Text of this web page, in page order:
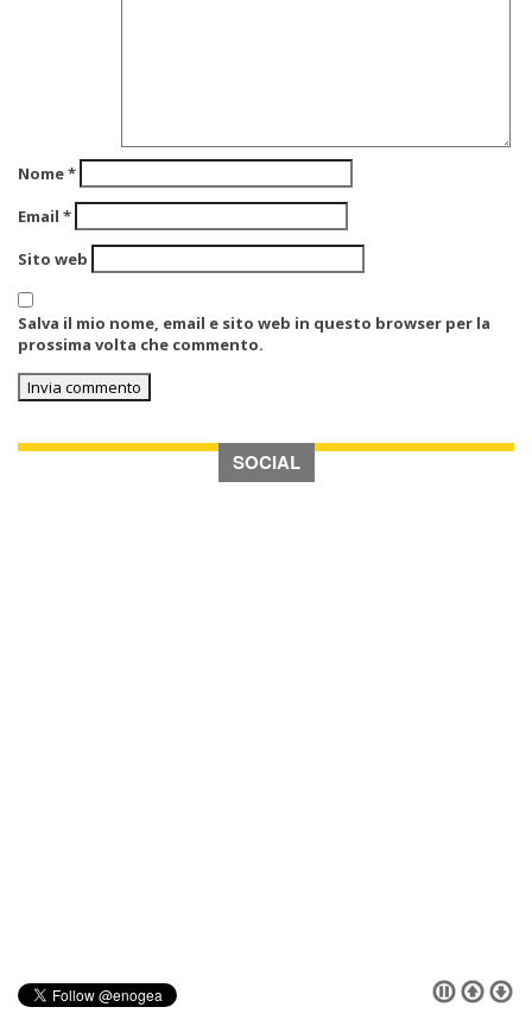
Nome*
Email *
Sito web
Salva il mio nome, email e sito web in questo browser per la
prossima volta che commento.
SOCIAL